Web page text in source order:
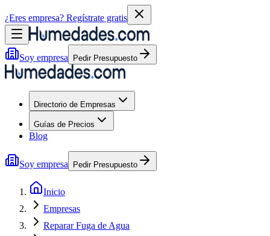
¿Eres empresa? Regístrate gratis
Soy empresa Pedir Presupuesto
Directorio de Empresas
Guías de Precios
Blog
Soy empresa Pedir Presupuesto
Inicio
Empresas
Reparar Fuga de Agua